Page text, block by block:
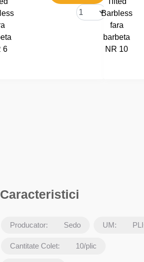
Caracteristici
Producator: Sedo UM:
Cantitate Colet: 10/plic